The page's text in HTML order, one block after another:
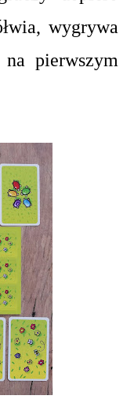
wygrywa
pierwszym